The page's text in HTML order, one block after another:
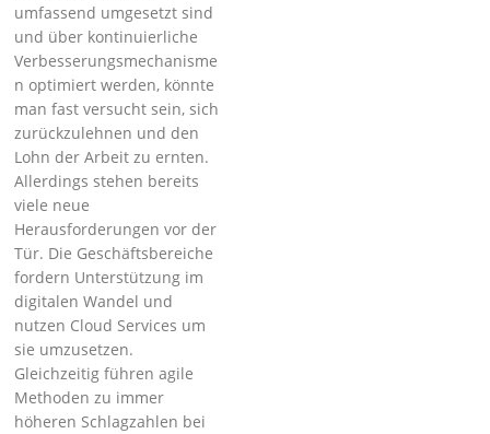
umfassend umgesetzt sind
und über kontinuierliche
Verbesserungsmechanisme
n optimiert werden, könnte
man fast versucht sein, sich
zurückzulehnen und den
Lohn der Arbeit zu ernten.
Allerdings stehen bereits
viele neue
Herausforderungen vor der
Tür. Die Geschäftsbereiche
fordern Unterstützung im
digitalen Wandel und
nutzen Cloud Services um
sie umzusetzen.
Gleichzeitig führen agile
Methoden zu immer
höheren Schlagzahlen bei